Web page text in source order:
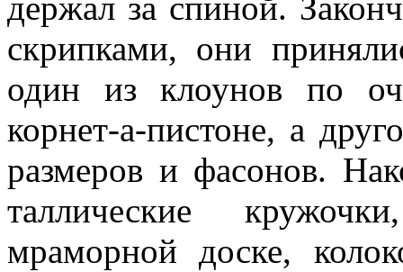
держал за спиной.
скрипками, они
один из клоунов по
корнет-а-пистоне, а
размеров и фасонов.
таллические
мраморной доске,